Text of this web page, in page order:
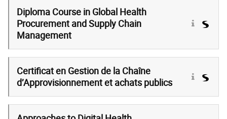
Diploma Course in Global Health
Procurement and Supply Chain
Management
Certificat en Gestion de la Chaîne
d’Approvisionnement et achats publics